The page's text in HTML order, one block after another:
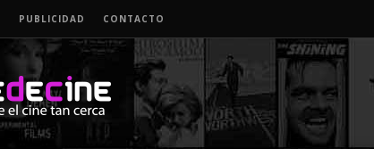
PUBLICIDAD CONTACTO